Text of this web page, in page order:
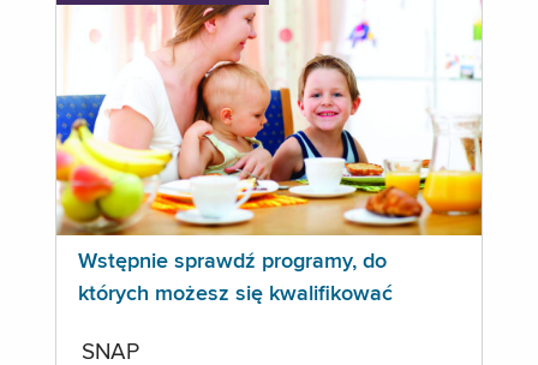
Wstępnie sprawdź programy, do
których możesz się kwalifikować
SNAP